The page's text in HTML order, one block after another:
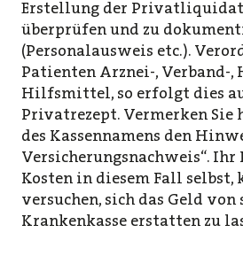
Erstellung der
überprüfen und zu
(Personalausweis etc.).
Patienten Arznei-, Verband-,
Hilfsmittel, so erfolgt dies
Privatrezept. Vermerken Sie
des Kassennamens den
Versicherungsnachweis“.
Kosten in diesem Fall selbst,
versuchen, sich das Geld von
Krankenkasse erstatten zu